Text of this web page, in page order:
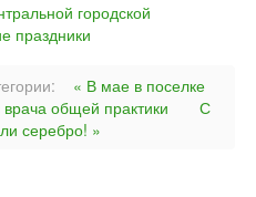
городской
праздники
« В мае в поселке
общей практики
С
серебро! »